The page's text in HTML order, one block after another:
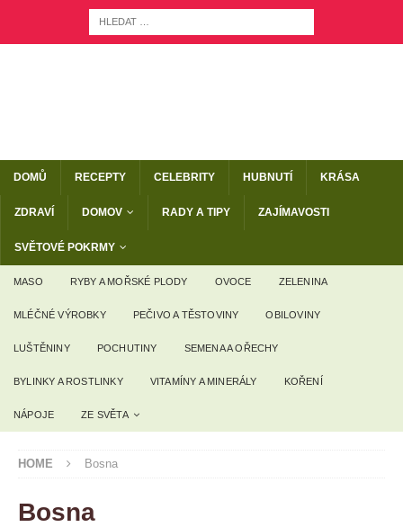
DOMŮ RECEPTY CELEBRITY HUBNUTÍ KRÁSA
ZDRAVÍ DOMOV RADY A TIPY ZAJÍMAVOSTI
SVĚTOVÉ POKRMY
MASO RYBY A MOŘSKÉ PLODY OVOCE ZELENINA
MLÉČNÉ VÝROBKY PEČIVO A TĚSTOVINY OBILOVINY
LUŠTĚNINY POCHUTINY SEMENA A OŘECHY
BYLINKY A ROSTLINKY VITAMÍNY A MINERÁLY KOŘENÍ
NÁPOJE ZE SVĚTA
HOME Bosna
Bosna